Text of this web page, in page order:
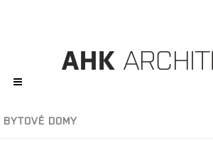
BYTOVÉ DOMY